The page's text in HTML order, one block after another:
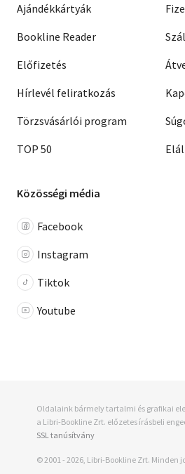
Ajándékkártyák
Bookline Reader
Előfizetés
Hírlevél feliratkozás
Törzsvásárlói program
TOP 50
Közösségi média
Facebook
Instagram
Tiktok
Youtube
Oldalaink bármely tartalmi és grafikai
a Libri-Bookline Zrt. előzetes írásbeli
SSL tanúsítvány
© 2001 - 2026, Libri-Bookline Zrt. Minden